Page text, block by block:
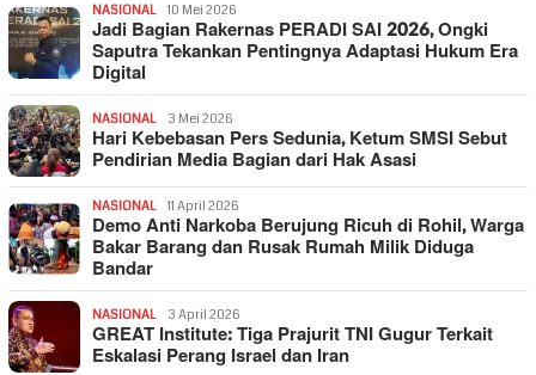
NASIONAL 10 Mei 2026
Jadi Bagian Rakernas PERADI SAI 2026, Ongki
Saputra Tekankan Pentingnya Adaptasi Hukum Era
Digital
NASIONAL 3 Mei 2026
Hari Kebebasan Pers Sedunia, Ketum SMSI Sebut
Pendirian Media Bagian dari Hak Asasi
NASIONAL 11 April 2026
Demo Anti Narkoba Berujung Ricuh di Rohil, Warga
Bakar Barang dan Rusak Rumah Milik Diduga
Bandar
NASIONAL 3 April 2026
GREAT Institute: Tiga Prajurit TNI Gugur Terkait
Eskalasi Perang Israel dan Iran